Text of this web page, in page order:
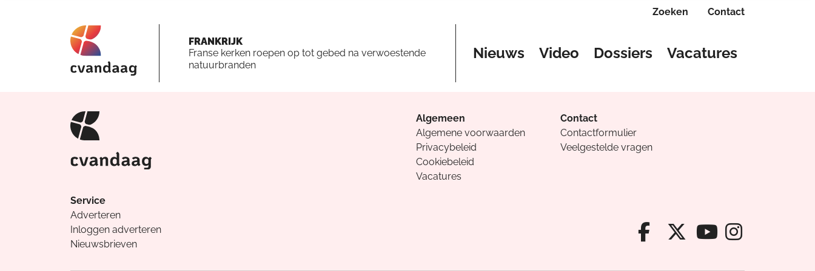
Zoeken Contact
FRANKRIJK
Franse kerken roepen op tot gebed na verwoestende
natuurbranden
Nieuws Video Dossiers Vacatures
Algemeen
Algemene voorwaarden
Privacybeleid
Cookiebeleid
Vacatures
Contact
Contactformulier
Veelgestelde vragen
Service
Adverteren
Inloggen adverteren
Nieuwsbrieven
Facebook van
X van